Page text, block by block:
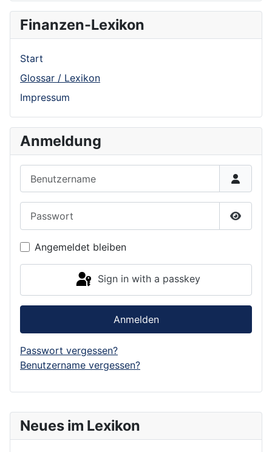
Neues im Lexikon
Finanzen-Lexikon
Start
Glossar / Lexikon
Impressum
Anmeldung
Show
Angemeldet bleiben
Sign in with a passkey
Anmelden
Passwort vergessen?
Benutzername vergessen?